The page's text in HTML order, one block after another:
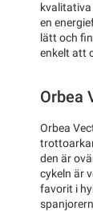
en
lätt och
enkelt att
Orbea
Orbea
den är
cykeln är
favorit i